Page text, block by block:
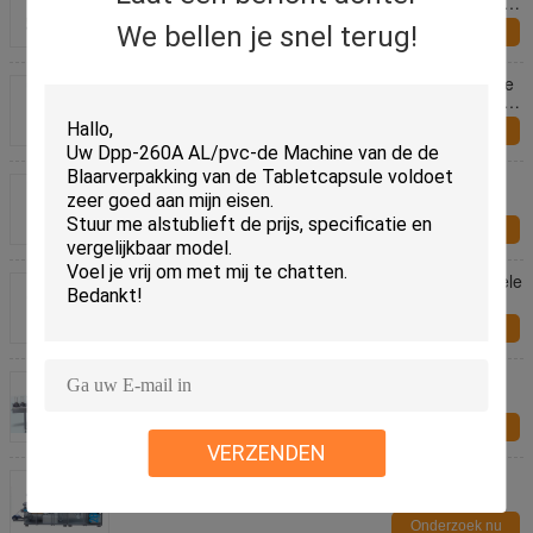
We bellen je snel terug!
VERZENDEN
Verpakking
Beste van de het Laboratoriumapotheek van Prijsce
Goedkope semi-Autocapsulepoeder het Vullen de
Vullerpoeder van de Machinecapsule het Vullen
Machine Onderzoek nu
50.000 PCs/de Capsule van de Uur dtj-t Pro Dubbele
Lader Semi Automatische het Vullen Machine
Rx-150A Horizontale vier-Zij Verzegelende
Verpakkingsmachine voor zakverpakking
Van de dph-260 rol-Plaat de rol van de de
verzegelen Onderzoek nu